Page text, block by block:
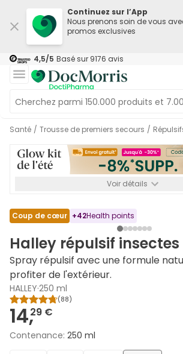
Continuez sur l’App
Nous prenons soin de vous
promos exclusives
4,5/5 Basé sur 9176 avis
Santé / Trousse de premiers secours /
Voir détails
Coup de cœur +42Health points
Halley répulsif insectes
Spray répulsif avec une formule
profiter de l'extérieur.
HALLEY·250 ml
(88)
14,29 €
Contenance: 250 ml